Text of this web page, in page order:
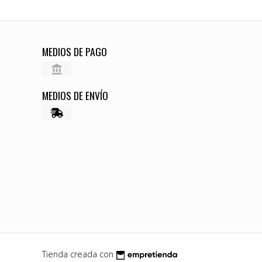
MEDIOS DE PAGO
MEDIOS DE ENVÍO
Tienda creada con